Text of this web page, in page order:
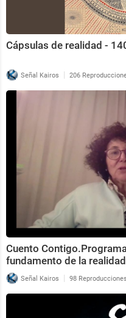
Cápsulas de realidad -
Señal Kairos | 206
Cuento
fundamento de la
Señal Kairos | 98 Reproducciones